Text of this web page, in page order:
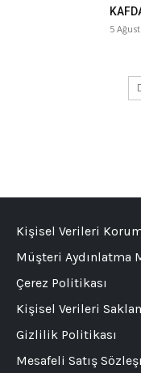
5
Kişisel Verileri
Müşteri Aydınlatma
Çerez Politikası
Kişisel Verileri
Gizlilik Politikası
Mesafeli Satış